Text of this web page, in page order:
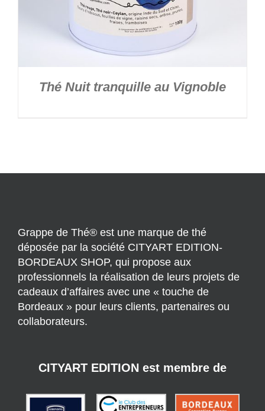
Thé Nuit tranquille au Vignoble
Grappe de Thé® est une marque de thé
déposée par la société CITYART EDITION-
BORDEAUX SHOP, qui propose aux
professionnels la réalisation de leurs projets de
cadeaux d’affaires avec une « touche de
Bordeaux » pour leurs clients, partenaires ou
collaborateurs.
CITYART EDITION est membre de